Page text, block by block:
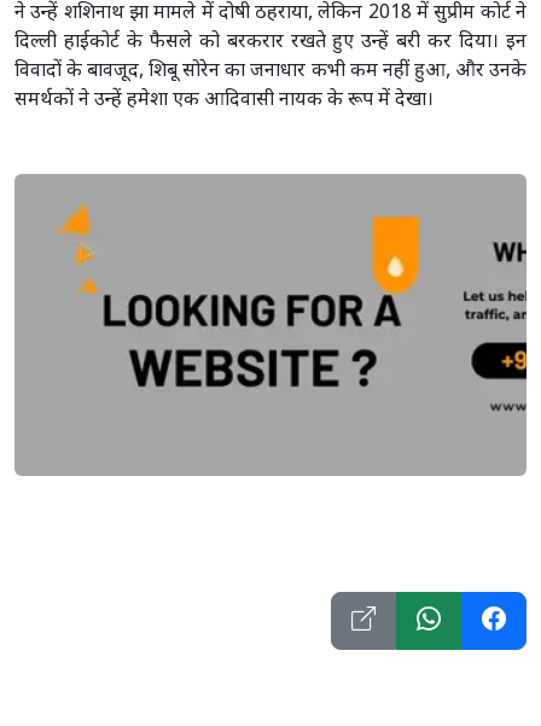
ने उन्हें शशिनाथ झा मामले में दोषी ठहराया, लेकिन 2018 में सुप्रीम कोर्ट ने
दिल्ली हाईकोर्ट के फैसले को बरकरार रखते हुए उन्हें बरी कर दिया। इन
विवादों के बावजूद, शिबू सोरेन का जनाधार कभी कम नहीं हुआ, और उनके
समर्थकों ने उन्हें हमेशा एक आदिवासी नायक के रूप में देखा।